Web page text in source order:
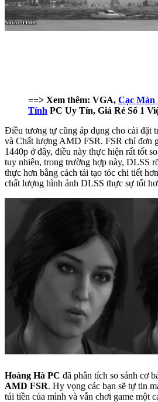
==> Xem thêm: VGA, Cạc
Tính PC Uy Tín, Giá Rẻ Số 1
Điều tương tự cũng áp dụng cho cài đặt
và Chất lượng AMD FSR. FSR chỉ đơn
1440p ở đây, điều này thực hiện rất tốt
tuy nhiên, trong trường hợp này, DLSS
thực hơn bằng cách tái tạo tóc chi tiết
chất lượng hình ảnh DLSS thực sự tốt
Hoàng Hà PC đã phân tích so sánh cơ
AMD FSR. Hy vọng các bạn sẽ tự tin
túi tiền của mình và vẫn chơi game một